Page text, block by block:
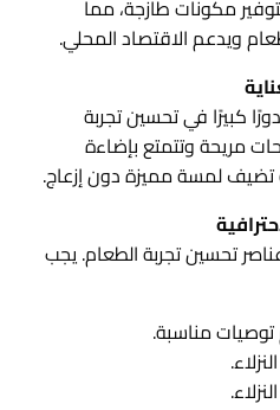
مكونات طازجة، مما
ويدعم الاقتصاد المحلي.
كبيرًا في تحسين تجربة
مريحة وتتمتع بإضاءة
لمسة مميزة دون إزعاج.
تحسين تجربة الطعام. يجب
مناسبة.